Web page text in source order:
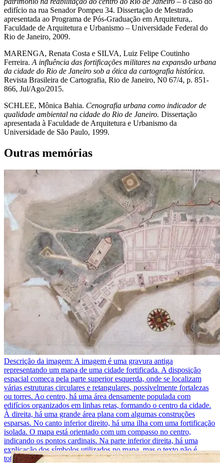
edifício na rua Senador Pompeu 34. Dissertação de Mestrado
apresentada ao Programa de Pós-Graduação em Arquitetura,.
Faculdade de Arquitetura e Urbanismo – Universidade Federal do
Rio de Janeiro, 2009.
MARENGA, Renata Costa e SILVA, Luiz Felipe Coutinho
Ferreira. A influência das fortificações militares na expansão urbana
da cidade do Rio de Janeiro sob a ótica da cartografia histórica.
Revista Brasileira de Cartografia, Rio de Janeiro, N0 67/4, p. 851-
866, Jul/Ago/2015.
SCHLEE, Mônica Bahia. Cenografia urbana como indicador de
qualidade ambiental na cidade do Rio de Janeiro. Dissertação
apresentada à Faculdade de Arquitetura e Urbanismo da
Universidade de São Paulo, 1999.
Outras memórias
Descrição da imagem: A imagem é uma gravura antiga
representando um mapa de uma cidade fortificada. A disposição
espacial começa pela parte superior esquerda, onde se localizam
várias estruturas circulares e retangulares, possivelmente fortalezas
ou torres. Ao centro, há uma área densamente populada com
edifícios organizados em linhas retas, formando o centro da cidade.
À direita, há uma grande área plana com algumas construções
esparsas. No canto inferior direito, há uma ilha com uma fortificação
isolada. O mapa está orientado com um compasso no centro,
indicando os pontos cardinais. Na parte inferior direita, há uma
explicação dos símbolos utilizados no mapa, mas o texto não é
totalmente legível.